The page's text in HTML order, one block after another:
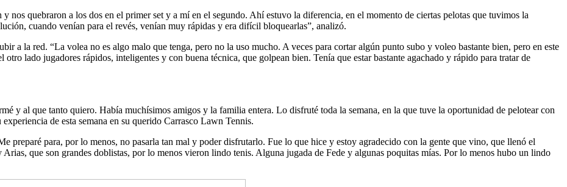
nos quebraron a los dos en el primer set y a mí en el segundo. Ahí estuvo la diferencia, en el momento de ciertas pelotas que tuvimos la
cuando venían para el revés, venían muy rápidas y era difícil bloquearlas”, analizó.
a la red. “La volea no es algo malo que tenga, pero no la uso mucho. A veces para cortar algún punto subo y voleo bastante bien, pero en este
lado jugadores rápidos, inteligentes y con buena técnica, que golpean bien. Tenía que estar bastante agachado y rápido para tratar de
y al que tanto quiero. Había muchísimos amigos y la familia entera. Lo disfruté toda la semana, en la que tuve la oportunidad de pelotear con
de esta semana en su querido Carrasco Lawn Tennis.
preparé para, por lo menos, no pasarla tan mal y poder disfrutarlo. Fue lo que hice y estoy agradecido con la gente que vino, que llenó el
que son grandes doblistas, por lo menos vieron lindo tenis. Alguna jugada de Fede y algunas poquitas mías. Por lo menos hubo un lindo